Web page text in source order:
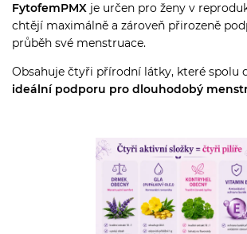
FytofemPMX je určen pro ženy v
chtějí maximálně a zároveň přirozeně
průběh své menstruace.
Obsahuje čtyři přírodní látky, které spolu
ideální podporu pro dlouhodobý